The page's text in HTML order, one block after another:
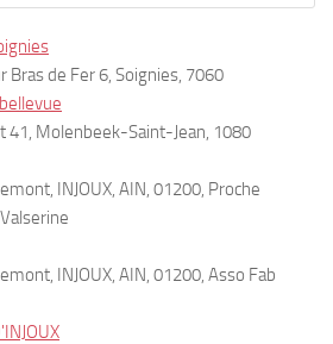
Bras de Fer 6, Soignies, 7060
41, Molenbeek-Saint-Jean, 1080
INJOUX, AIN, 01200, Proche
INJOUX, AIN, 01200, Asso Fab